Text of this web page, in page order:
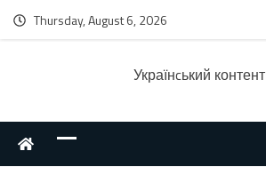
Thursday, August 6, 2026
Українcький контент